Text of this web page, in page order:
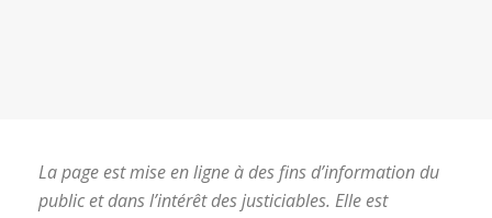
La page est mise en ligne à des fins d’information du
public et dans l’intérêt des justiciables. Elle est